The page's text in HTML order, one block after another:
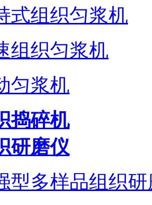
式组织匀浆机
组织匀浆机
匀浆机
捣碎机
研磨仪
型多样品组织